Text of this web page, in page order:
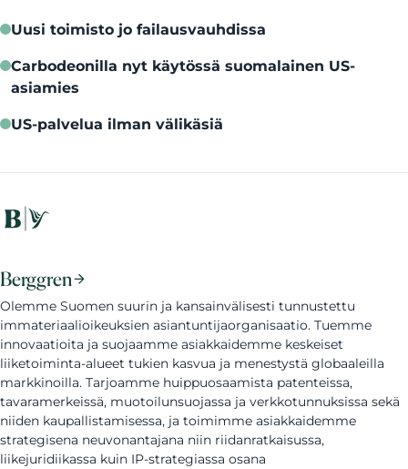
Uusi toimisto jo failausvauhdissa
Carbodeonilla nyt käytössä suomalainen US-
asiamies
US-palvelua ilman välikäsiä
Berggren
Olemme Suomen suurin ja kansainvälisesti tunnustettu
immateriaalioikeuksien asiantuntijaorganisaatio. Tuemme
innovaatioita ja suojaamme asiakkaidemme keskeiset
liiketoiminta-alueet tukien kasvua ja menestystä globaaleilla
markkinoilla. Tarjoamme huippuosaamista patenteissa,
tavaramerkeissä, muotoilunsuojassa ja verkkotunnuksissa sekä
niiden kaupallistamisessa, ja toimimme asiakkaidemme
strategisena neuvonantajana niin riidanratkaisussa,
liikejuridiikassa kuin IP-strategiassa osana